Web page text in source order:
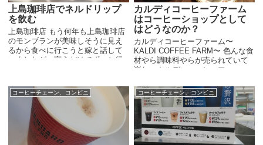
上島珈琲店でネルドリップ
を飲む
上島珈琲店 もう何年も上島珈琲店
のモンブランが美味しそうに見え
るから食べに行こうと嫁と話して
いましたが、言うだけでずっと行
ンのカフェの中でもそんなにオシ
ャレ...
カルディコーヒーファーム
はコーヒーショップとして
はどうなのか？
カルディコーヒーファーム〜
KALDI COFFEE FARM〜 色んな食
材やら調味料やらが売られていて
楽しいカルディコーヒーファー
コーヒーとワインは買いません。
カルディコーヒーファームという
名前...
コーヒーチェーン、コンビニ コーヒーチェーン、コンビニ